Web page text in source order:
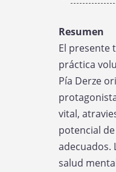
la
agenda
Resumen
El presente
práctica
Pía Derze
vital,
potencial
adecuados.
salud